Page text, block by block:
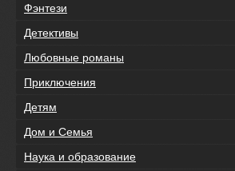
Фэнтези
Детективы
Любовные романы
Приключения
Детям
Дом и Семья
Наука и образование